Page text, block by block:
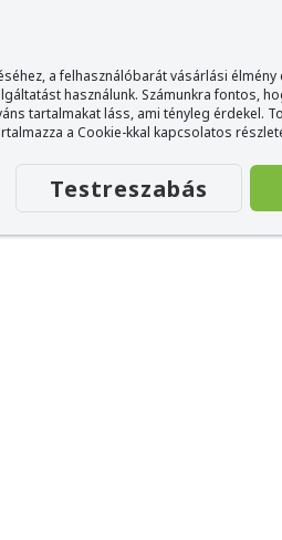
a felhasználóbarát vásárlási
használunk. Számunkra fontos,
tartalmakat láss, ami tényleg érdekel.
a Cookie-kkal kapcsolatos
Testreszabás